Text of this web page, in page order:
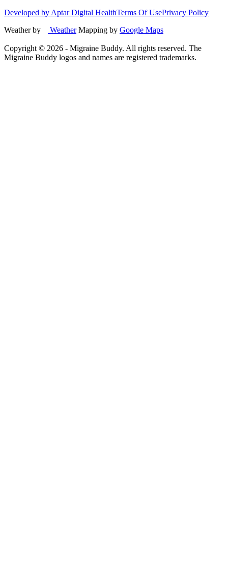
Developed by Aptar Digital HealthTerms Of UsePrivacy Policy
Weather by
WeatherMapping by Google Maps
Copyright © 2026 - Migraine Buddy. All rights reserved. The
Migraine Buddy logos and names are registered trademarks.